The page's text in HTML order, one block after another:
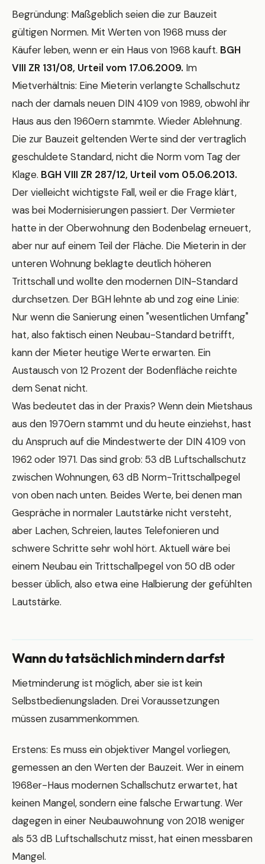
Begründung: Maßgeblich seien die zur Bauzeit
gültigen Normen. Mit Werten von 1968 muss der
Käufer leben, wenn er ein Haus von 1968 kauft. BGH
VIII ZR 131/08, Urteil vom 17.06.2009. Im
Mietverhältnis: Eine Mieterin verlangte Schallschutz
nach der damals neuen DIN 4109 von 1989, obwohl ihr
Haus aus den 1960ern stammte. Wieder Ablehnung.
Die zur Bauzeit geltenden Werte sind der vertraglich
geschuldete Standard, nicht die Norm vom Tag der
Klage. BGH VIII ZR 287/12, Urteil vom 05.06.2013.
Der vielleicht wichtigste Fall, weil er die Frage klärt,
was bei Modernisierungen passiert. Der Vermieter
hatte in der Oberwohnung den Bodenbelag erneuert,
aber nur auf einem Teil der Fläche. Die Mieterin in der
unteren Wohnung beklagte deutlich höheren
Trittschall und wollte den modernen DIN-Standard
durchsetzen. Der BGH lehnte ab und zog eine Linie:
Nur wenn die Sanierung einen "wesentlichen Umfang"
hat, also faktisch einen Neubau-Standard betrifft,
kann der Mieter heutige Werte erwarten. Ein
Austausch von 12 Prozent der Bodenfläche reichte
dem Senat nicht.
Was bedeutet das in der Praxis? Wenn dein Mietshaus
aus den 1970ern stammt und du heute einziehst, hast
du Anspruch auf die Mindestwerte der DIN 4109 von
1962 oder 1971. Das sind grob: 53 dB Luftschallschutz
zwischen Wohnungen, 63 dB Norm-Trittschallpegel
von oben nach unten. Beides Werte, bei denen man
Gespräche in normaler Lautstärke nicht versteht,
aber Lachen, Schreien, lautes Telefonieren und
schwere Schritte sehr wohl hört. Aktuell wäre bei
einem Neubau ein Trittschallpegel von 50 dB oder
besser üblich, also etwa eine Halbierung der gefühlten
Lautstärke.
Wann du tatsächlich mindern darfst
Mietminderung ist möglich, aber sie ist kein
Selbstbedienungsladen. Drei Voraussetzungen
müssen zusammenkommen.
Erstens: Es muss ein objektiver Mangel vorliegen,
gemessen an den Werten der Bauzeit. Wer in einem
1968er-Haus modernen Schallschutz erwartet, hat
keinen Mangel, sondern eine falsche Erwartung. Wer
dagegen in einer Neubauwohnung von 2018 weniger
als 53 dB Luftschallschutz misst, hat einen messbaren
Mangel.